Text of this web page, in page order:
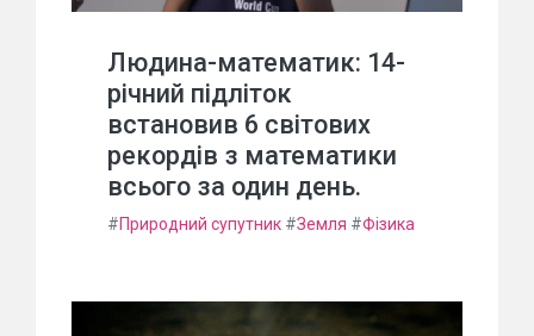
Людина-математик: 14-
річний підліток
встановив 6 світових
рекордів з математики
всього за один день.
#Природний супутник #Земля #Фізика